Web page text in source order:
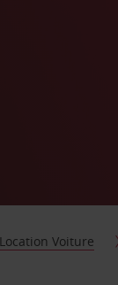
Location Voiture